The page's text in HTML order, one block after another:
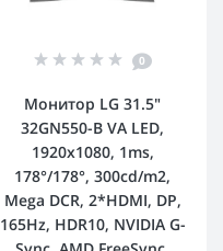
0
Монитор LG 31.5"
32GN550-B VA LED,
1920x1080, 1ms,
178°/178°, 300cd/m2,
Mega DCR, 2*HDMI, DP,
165Hz, HDR10, NVIDIA G-